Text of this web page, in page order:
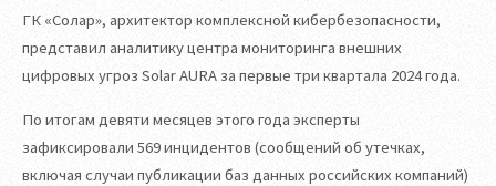
ГК «Солар», архитектор комплексной кибербезопасности,
представил аналитику центра мониторинга внешних
цифровых угроз Solar AURA за первые три квартала 2024 года.
По итогам девяти месяцев этого года эксперты
зафиксировали 569 инцидентов (сообщений об утечках,
включая случаи публикации баз данных российских компаний)